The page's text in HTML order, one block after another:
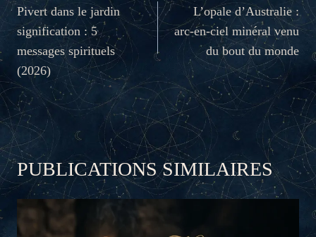
DE
L’ARTICLE
Pivert dans le jardin
signification : 5
messages spirituels
(2026)
L’opale d’Australie :
arc-en-ciel minéral venu
du bout du monde
PUBLICATIONS SIMILAIRES